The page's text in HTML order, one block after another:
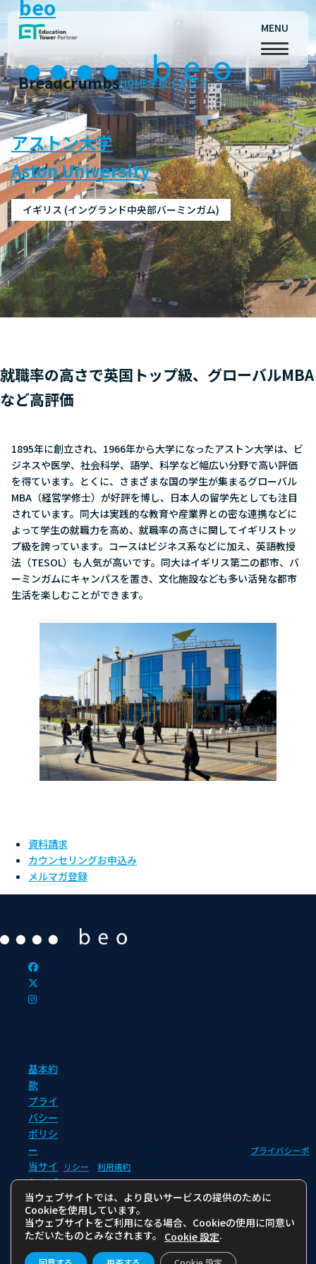
beo
MENU
BreadcrumbsHOME学校イギリス
アストン大学
Aston University
イギリス (イングランド中央部バーミンガム)
就職率の高さで英国トップ級、グローバルMBA
など高評価
1895年に創立され、1966年から大学になったアストン大学は、ビ
ジネスや医学、社会科学、語学、科学など幅広い分野で高い評価
を得ています。とくに、さまざまな国の学生が集まるグローバル
MBA（経営学修士）が好評を博し、日本人の留学先としても注目
されています。同大は実践的な教育や産業界との密な連携などに
よって学生の就職力を高め、就職率の高さに関してイギリストッ
プ級を誇っています。コースはビジネス系などに加え、英語教授
法（TESOL）も人気が高いです。同大はイギリス第二の都市、バ
ーミンガムにキャンパスを置き、文化施設なども多い活発な都市
生活を楽しむことができます。
資料請求
カウンセリングお申込み
メルマガ登録
基本約
款
プライ
バシー
ポリシ
ー
当サイ
トのご
利用に
あたっ
て
プライバシーポ
リシー
利用規約
当ウェブサイトでは、より良いサービスの提供のために
Cookieを使用しています。
当ウェブサイトをご利用になる場合、Cookieの使用に同意い
ただいたものとみなされます。 Cookie 設定.